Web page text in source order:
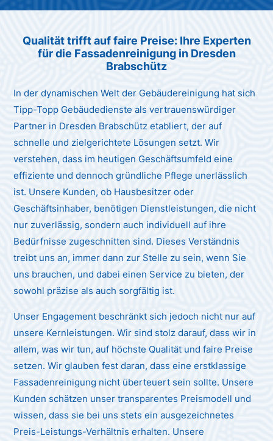
Max Mustermann
Qualität trifft auf faire Preise: Ihre Experten
für die Fassadenreinigung in Dresden
Brabschütz
In der dynamischen Welt der Gebäudereinigung hat sich
Tipp-Topp Gebäudedienste als vertrauenswürdiger
Partner in Dresden Brabschütz etabliert, der auf
schnelle und zielgerichtete Lösungen setzt. Wir
verstehen, dass im heutigen Geschäftsumfeld eine
effiziente und dennoch gründliche Pflege unerlässlich
ist. Unsere Kunden, ob Hausbesitzer oder
Geschäftsinhaber, benötigen Dienstleistungen, die nicht
nur zuverlässig, sondern auch individuell auf ihre
Bedürfnisse zugeschnitten sind. Dieses Verständnis
treibt uns an, immer dann zur Stelle zu sein, wenn Sie
uns brauchen, und dabei einen Service zu bieten, der
sowohl präzise als auch sorgfältig ist.
Unser Engagement beschränkt sich jedoch nicht nur auf
unsere Kernleistungen. Wir sind stolz darauf, dass wir in
allem, was wir tun, auf höchste Qualität und faire Preise
setzen. Wir glauben fest daran, dass eine erstklassige
Fassadenreinigung nicht überteuert sein sollte. Unsere
Kunden schätzen unser transparentes Preismodell und
wissen, dass sie bei uns stets ein ausgezeichnetes
Preis-Leistungs-Verhältnis erhalten. Unsere